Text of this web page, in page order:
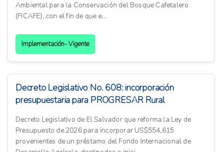
Ambiental para la Conservación del Bosque Cafetalero
(FICAFE), con el fin de que e...
Implementación- Vigente
Decreto Legislativo No. 608: incorporación
presupuestaria para PROGRESAR Rural
Decreto Legislativo de El Salvador que reforma la Ley de
Presupuesto de 2026 para incorporar US$554,615
provenientes de un préstamo del Fondo Internacional de